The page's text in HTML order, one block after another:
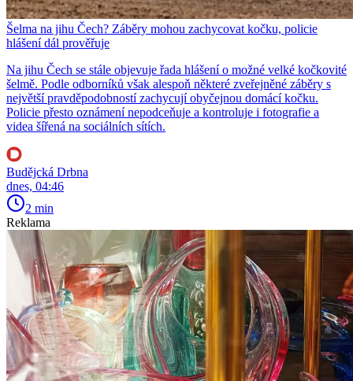
Šelma na jihu Čech? Záběry mohou zachycovat kočku, policie
hlášení dál prověřuje
Na jihu Čech se stále objevuje řada hlášení o možné velké kočkovité
šelmě. Podle odborníků však alespoň některé zveřejněné záběry s
největší pravděpodobností zachycují obyčejnou domácí kočku.
Policie přesto oznámení nepodceňuje a kontroluje i fotografie a
videa šířená na sociálních sítích.
Budějcká Drbna
dnes, 04:46
2 min
Reklama